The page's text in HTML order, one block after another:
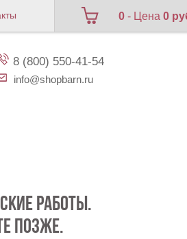
0 - Цена0
8 (800) 550-41-54
info@shopbarn.ru
РАБОТЫ.
ПОЗЖЕ.